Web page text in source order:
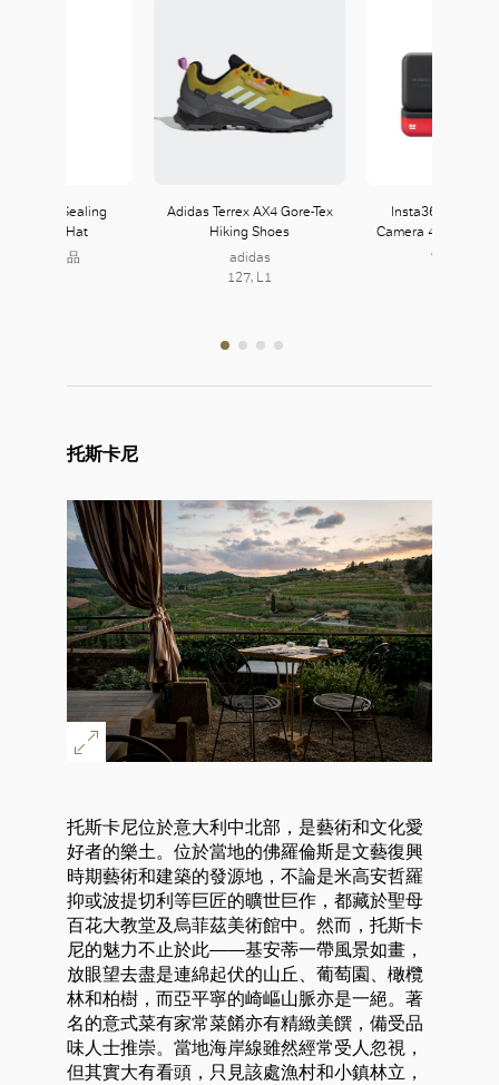
Sealing
Safari Hat
無印良品
Adidas Terrex AX4 Gore-Tex
Hiking Shoes
adidas
127, L1
Insta360 One RS
Camera 4K Edition
at J Select
托斯卡尼
托斯卡尼位於意大利中北部，是藝術和文化愛
好者的樂土。位於當地的佛羅倫斯是文藝復興
時期藝術和建築的發源地，不論是米高安哲羅
抑或波提切利等巨匠的曠世巨作，都藏於聖母
百花大教堂及烏菲茲美術館中。然而，托斯卡
尼的魅力不止於此——基安蒂一帶風景如畫，
放眼望去盡是連綿起伏的山丘、葡萄園、橄欖
林和柏樹，而亞平寧的崎嶇山脈亦是一絕。著
名的意式菜有家常菜餚亦有精緻美饌，備受品
味人士推崇。當地海岸線雖然經常受人忽視，
但其實大有看頭，只見該處漁村和小鎮林立，